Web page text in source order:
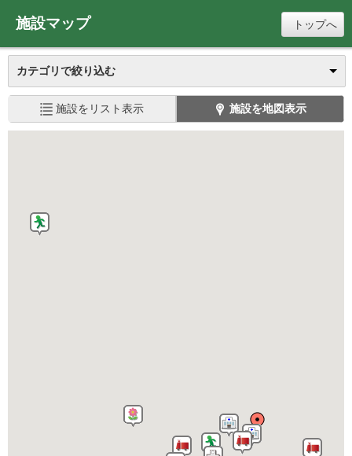
施設マップ トップへ
カテゴリで絞り込む
施設をリスト表示 施設を地図表示